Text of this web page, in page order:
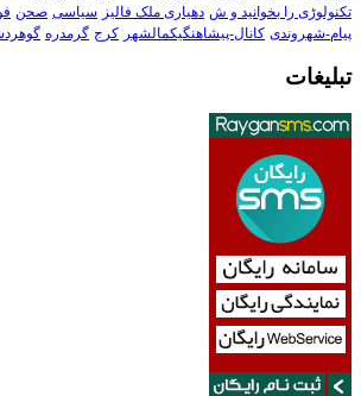
تکنولوڑی را بخوانید و ش دهیاری ملک فالیز سیاسی صحن
پیام-شهروندی کانال-پیشاهنگیکمالشهر کرج گرمدره
تبلیغات